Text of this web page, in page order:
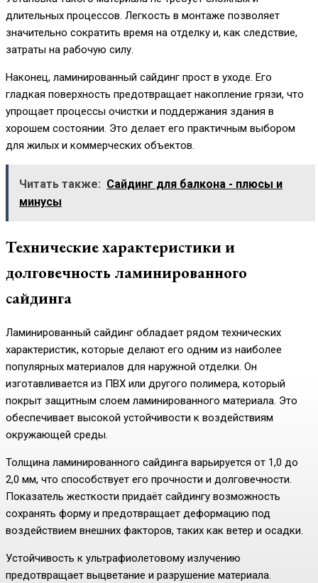
длительных процессов. Легкость в монтаже позволяет
значительно сократить время на отделку и, как следствие,
затраты на рабочую силу.
Наконец, ламинированный сайдинг прост в уходе. Его
гладкая поверхность предотвращает накопление грязи, что
упрощает процессы очистки и поддержания здания в
хорошем состоянии. Это делает его практичным выбором
для жилых и коммерческих объектов.
Читать также: Сайдинг для балкона - плюсы и
минусы
Технические характеристики и
долговечность ламинированного
сайдинга
Ламинированный сайдинг обладает рядом технических
характеристик, которые делают его одним из наиболее
популярных материалов для наружной отделки. Он
изготавливается из ПВХ или другого полимера, который
покрыт защитным слоем ламинированного материала. Это
обеспечивает высокой устойчивости к воздействиям
окружающей среды.
Толщина ламинированного сайдинга варьируется от 1,0 до
2,0 мм, что способствует его прочности и долговечности.
Показатель жесткости придаёт сайдингу возможность
сохранять форму и предотвращает деформацию под
воздействием внешних факторов, таких как ветер и осадки.
Устойчивость к ультрафиолетовому излучению
предотвращает выцветание и разрушение материала.